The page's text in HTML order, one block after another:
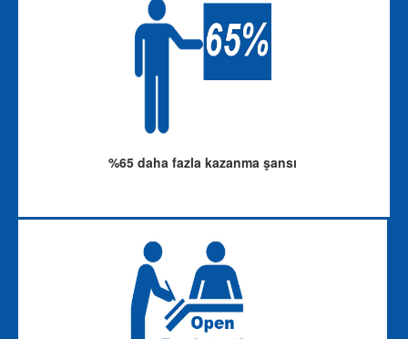
%65 daha fazla kazanma şansı